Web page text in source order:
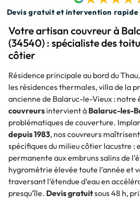
Devis gratuit et intervention
Votre artisan couvreur à
(34540) : spécialiste des
côtier
Résidence principale au bord du
les résidences thermales, villa de la
ancienne de Balaruc-le-Vieux : notre
couvreurs intervient à Balaruc-les-
problématiques de couverture.
depuis 1983, nos couvreurs
spécifiques du milieu côtier lacustre :
permanente aux embruns salins de
hygrométrie élevée toute l’année et
traversant l’étendue d’eau en
presqu’île. Devis gratuitsous 48 h,